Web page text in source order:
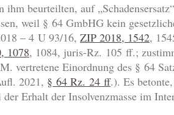
beurteilten, auf
weil § 64 GmbHG kein
– 4 U 93/16, ZIP 2018, 1542,
1078, 1084, juris-Rz. 105 ff.;
vertretene Einordnung des § 64
2021, § 64 Rz. 24 ff.). Es
Erhalt der Insolvenzmasse im